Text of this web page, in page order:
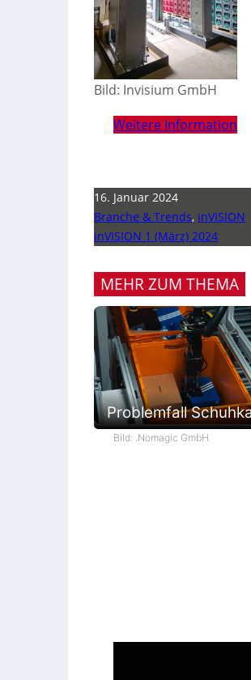
Bild: Invisium GmbH
Weitere Information
16. Januar 2024
Branche & Trends, inVISION
inVISION 1 (März) 2024
MEHR ZUM THEMA
Problemfall
Bild: .Nomagic GmbH